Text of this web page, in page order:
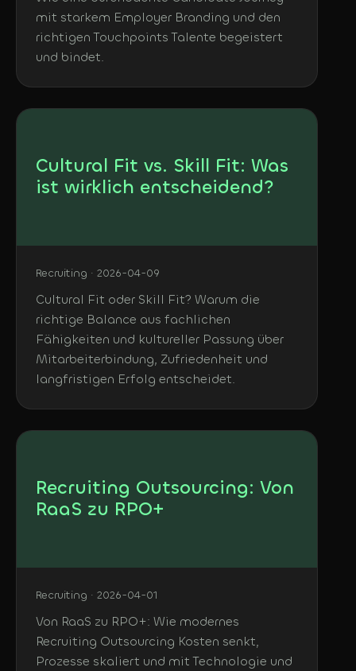
mit starkem Employer Branding und den
richtigen Touchpoints Talente begeistert
und bindet.
Cultural Fit vs. Skill Fit: Was
ist wirklich entscheidend?
Recruiting · 2026-04-09
Cultural Fit oder Skill Fit? Warum die
richtige Balance aus fachlichen
Fähigkeiten und kultureller Passung über
Mitarbeiterbindung, Zufriedenheit und
langfristigen Erfolg entscheidet.
Recruiting Outsourcing: Von
RaaS zu RPO+
Recruiting · 2026-04-01
Von RaaS zu RPO+: Wie modernes
Recruiting Outsourcing Kosten senkt,
Prozesse skaliert und mit Technologie und